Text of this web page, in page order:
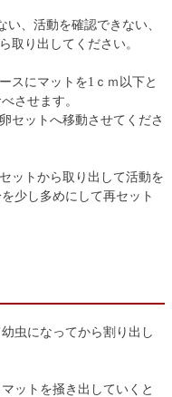
、活動を確認できない、
取り出してください。
スにマットを1ｃｍ以下と
させます。
セットへ移動させてくださ
ットから取り出して活動を
少し多めにして再セット
虫になってから割り出し
ットを掻き出していくと